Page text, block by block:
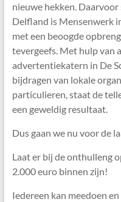
nieuwe hekken.
Delfland is Mensenwerk
met een beoogde
tevergeefs. Met hulp van
advertentiekatern in De
bijdragen van lokale
particulieren, staat de
een geweldig resultaat.
Dus gaan we nu voor de
Laat er bij de onthulleng
2.000 euro binnen zijn!
Iedereen kan meedoen